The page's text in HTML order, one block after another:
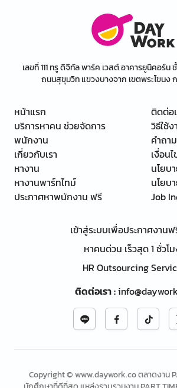
เลขที่ 111 ทรู ดิจิทัล พาร์ค เวสต์ อาคารยูนิคอร์น
ถนนสุขุมวิท แขวงบางจาก เขตพระโขนง
หน้าแรก
บริการหาคน ช่วยจัดการ
พนักงาน
เกี่ยวกับเรา
หางาน
หางานพาร์ทไทม์
ประกาศหาพนักงาน ฟรี
ติดต่อ
วิธีใช้ง
คำถา
เงื่อน
นโยบ
นโยบ
Job
เข้าสู่ระบบเพื่อประกาศงาน
หาคนด่วน เร็วสุด 1 ชั่วโ
HR Outsourcing
ติดต่อเรา:
Copyright © www.daywork.co ตลาดงาน